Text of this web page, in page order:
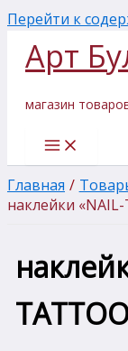
Перейти к
Арт
магазин
Главная
наклейки